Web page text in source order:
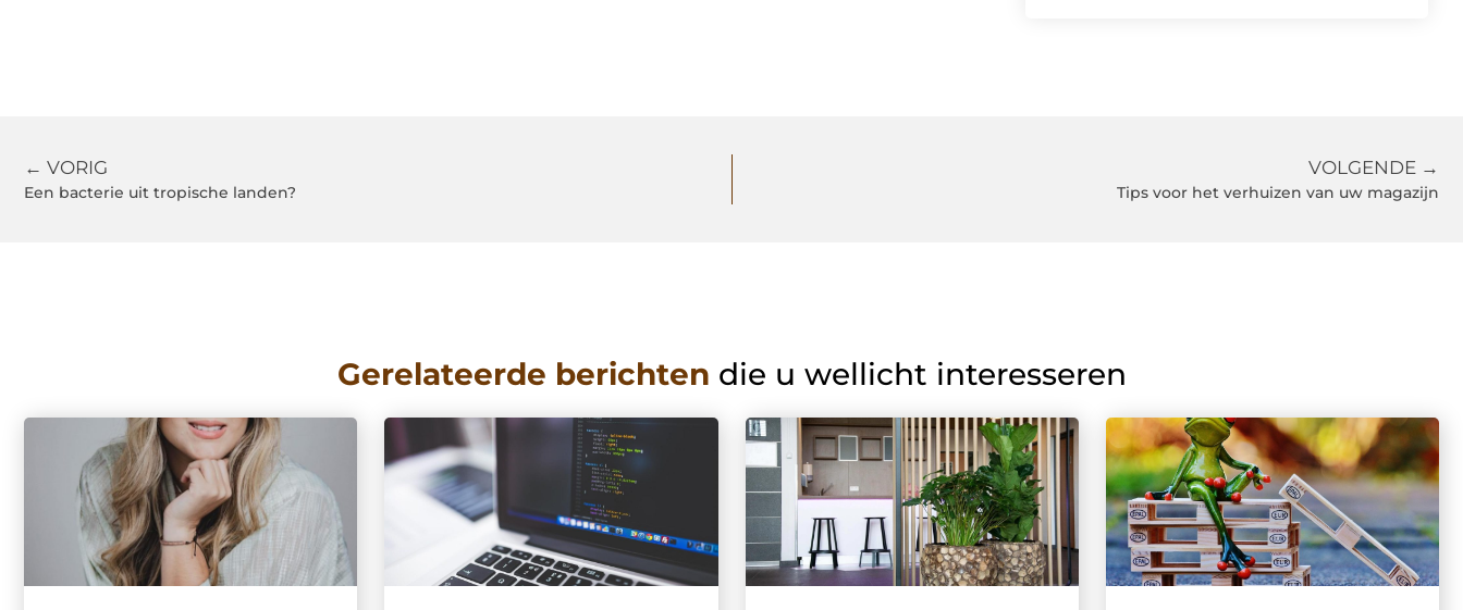
← VORIG
Een bacterie uit tropische landen?
VOLGENDE →
Tips voor het verhuizen van uw magazijn
Gerelateerde berichten die u wellicht interesseren